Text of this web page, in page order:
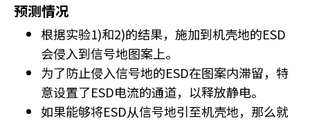
预测情况
根据实验1)和2)的结果，施加到机壳地的ESD
会侵入到信号地图案上。
为了防止侵入信号地的ESD在图案内滞留，特
意设置了ESD电流的通道，以释放静电。
如果能够将ESD从信号地引至机壳地，那么就